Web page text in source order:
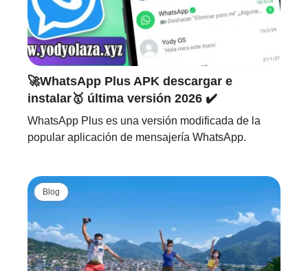
🚀WhatsApp Plus APK descargar e
instalar🥇 última versión 2026 ✔️
WhatsApp Plus es una versión modificada de la
popular aplicación de mensajería WhatsApp.
Blog